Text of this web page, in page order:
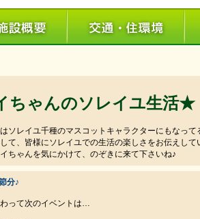
ちゃんのソレイユ生活★
ソレイユ千種のマスコットキャラクターにもなっ
て、皆様にソレイユでの生活の楽しさをお伝えして
ちゃんを気にかけて、のぞきに来て下さいね♪
分♪
って次のイベントは…